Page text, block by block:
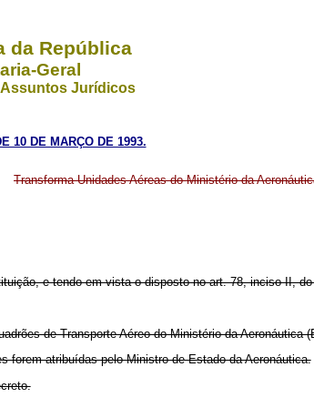
da República
Geral
Jurídicos
10 DE MARÇO DE 1993.
Transforma Unidades Aéreas do Ministério da
e tendo em vista o disposto no art. 78, inciso II,
de Transporte Aéreo do Ministério da Aeronáutica
atribuídas pelo Ministro de Estado da Aeronáutica.